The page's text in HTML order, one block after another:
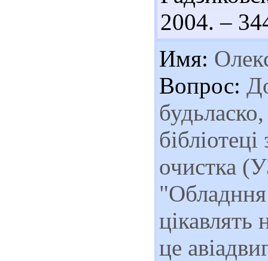
2004. –
Имя:
Вопрос:
очистка
цікавлять
це